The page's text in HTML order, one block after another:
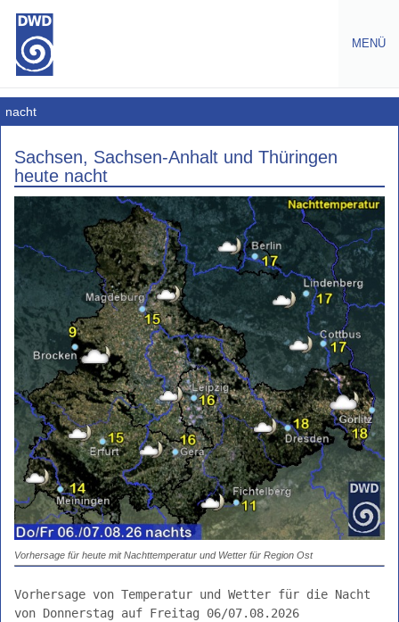
MENÜ
Wetter
Deutschlandwetter
Regionenwetter
Nordwest
Nordost
West
(Mitte)
Ost
heute-
aktuell
heute-
Vorhersage
früh
mittag
spät
nacht
Bericht
SN
ST
nacht
Sachsen, Sachsen-Anhalt und Thüringen
heute nacht
Vorhersage für heute mit Nachttemperatur und Wetter für Region Ost
Vorhersage von Temperatur und Wetter für die Nacht
von Donnerstag auf Freitag 06/07.08.2026